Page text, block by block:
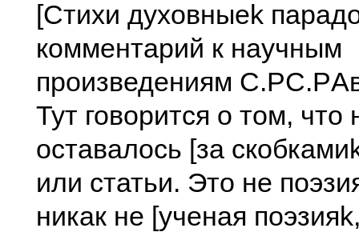
[Стихи духовныеk
комментарий к научным
произведениям
Тут говорится о том, что
оставалось [за
или статьи. Это не
никак не [ученая